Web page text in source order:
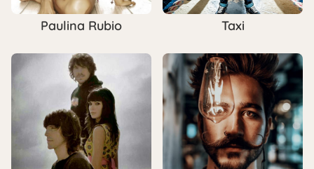
Paulina Rubio Taxi